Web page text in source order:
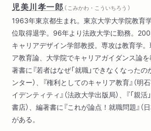
児美川孝一郎 （ こみかわ・こういちろう ）
1963年東京都生まれ。東京大学大学院教育
位取得退学。96年より法政大学に勤務。
キャリアデザイン学部教授。専攻は教育学
ア教育論、大学院でキャリアガイダンス論
著書に『若者はなぜ「就職」できなくなったの
ンター）、『権利としてのキャリア教育』（明
イデンティティ』（法政大学出版局）、『「親活
書店）、編著書に『これが論点！就職問題』（
がある。